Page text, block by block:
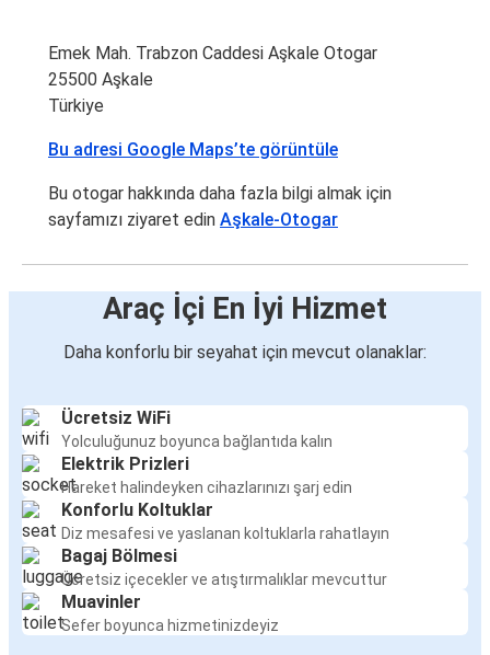
Emek Mah. Trabzon Caddesi Aşkale Otogar
25500 Aşkale
Türkiye
Bu adresi Google Maps’te görüntüle
Bu otogar hakkında daha fazla bilgi almak için
sayfamızı ziyaret edin Aşkale-Otogar
Araç İçi En İyi Hizmet
Daha konforlu bir seyahat için mevcut olanaklar:
Ücretsiz WiFi
Yolculuğunuz boyunca bağlantıda kalın
Elektrik Prizleri
Hareket halindeyken cihazlarınızı şarj edin
Konforlu Koltuklar
Diz mesafesi ve yaslanan koltuklarla rahatlayın
Bagaj Bölmesi
Ücretsiz içecekler ve atıştırmalıklar mevcuttur
Muavinler
Sefer boyunca hizmetinizdeyiz